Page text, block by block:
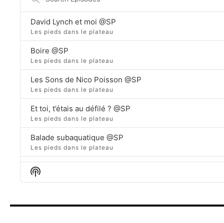
David Lynch et moi @SP
Les pieds dans le plateau
Boire @SP
Les pieds dans le plateau
Les Sons de Nico Poisson @SP
Les pieds dans le plateau
Et toi, t’étais au défilé ? @SP
Les pieds dans le plateau
Balade subaquatique @SP
Les pieds dans le plateau
Naissance d’une radio @SP
Les pieds dans le plateau
Show
Podcast